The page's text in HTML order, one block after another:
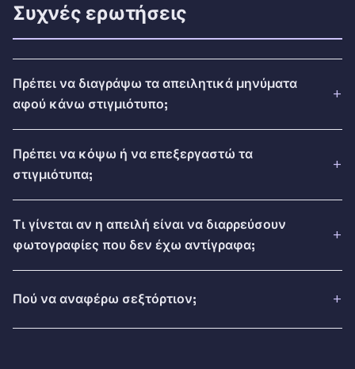
Συχνές ερωτήσεις
Πρέπει να διαγράψω τα απειλητικά μηνύματα
αφού κάνω στιγμιότυπο;
Πρέπει να κόψω ή να επεξεργαστώ τα
στιγμιότυπα;
Τι γίνεται αν η απειλή είναι να διαρρεύσουν
φωτογραφίες που δεν έχω αντίγραφα;
Πού να αναφέρω σεξτόρτιον;